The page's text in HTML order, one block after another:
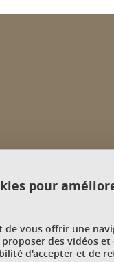
pour
de vous offrir une
des vidéos
d'accepter et de